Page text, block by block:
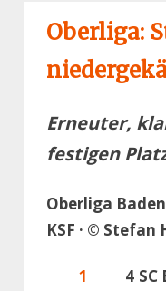
Oberliga:
Erneuter,
festigen
Oberliga Baden
KSF · © Stefan
1 4 SC